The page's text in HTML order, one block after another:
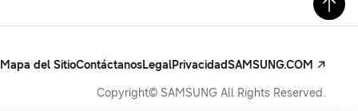
Mapa del SitioContáctanosLegalPrivacidadSAMSUNG.COM
Copyright© SAMSUNG All Rights Reserved.